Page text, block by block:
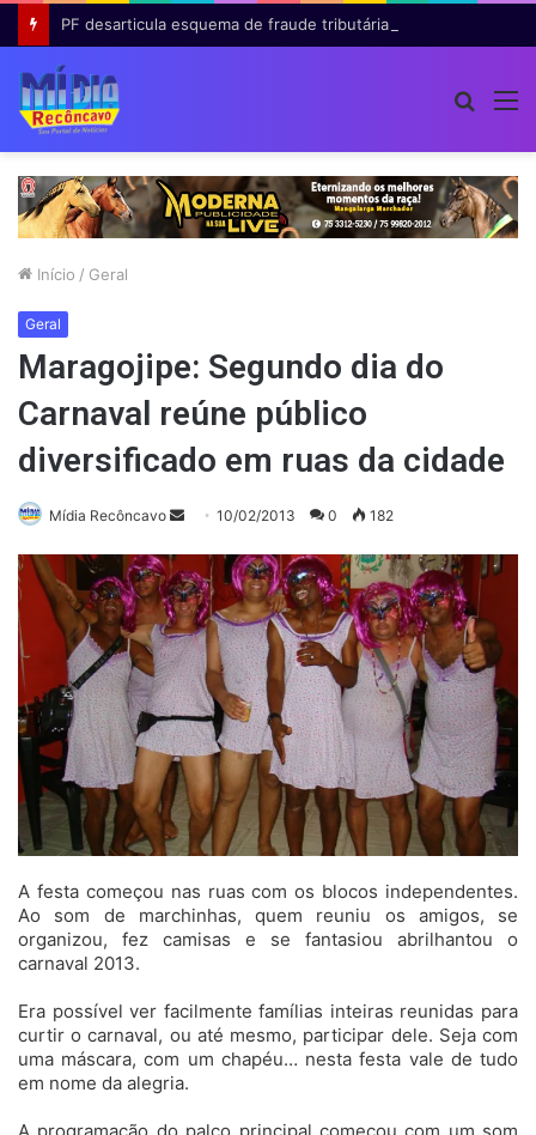
Início / Geral
Geral
Maragojipe: Segundo dia do
Carnaval reúne público
diversificado em ruas da cidade
Mídia Recôncavo
Mande
e-
mail
10/02/2013 0 182
A festa começou nas ruas com os blocos independentes.
Ao som de marchinhas, quem reuniu os amigos, se
organizou, fez camisas e se fantasiou abrilhantou o
carnaval 2013.
Era possível ver facilmente famílias inteiras reunidas para
curtir o carnaval, ou até mesmo, participar dele. Seja com
uma máscara, com um chapéu… nesta festa vale de tudo
em nome da alegria.